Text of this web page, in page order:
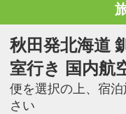
秋田発北海道
室行き 国内航
便を選択の上、宿
さい